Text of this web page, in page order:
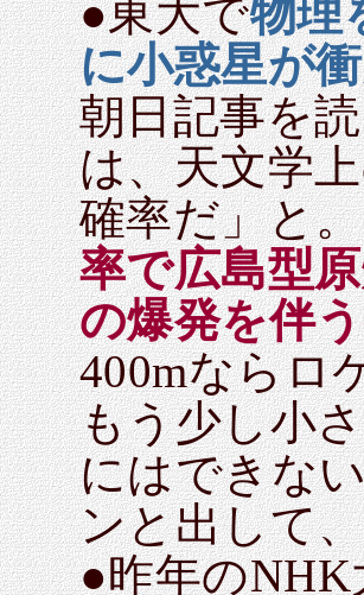
●東大で物理
に小惑星が
朝日記事を
は、天文学
確率だ」と。
率で広島型
の爆発を伴
400mならロ
もう少し小
にはできな
ンと出して
●昨年のNHK